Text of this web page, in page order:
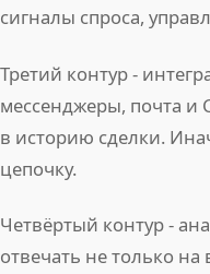
сигналы спроса,
Третий контур -
мессенджеры, почта и
в историю сделки.
цепочку.
Четвёртый контур -
отвечать не только